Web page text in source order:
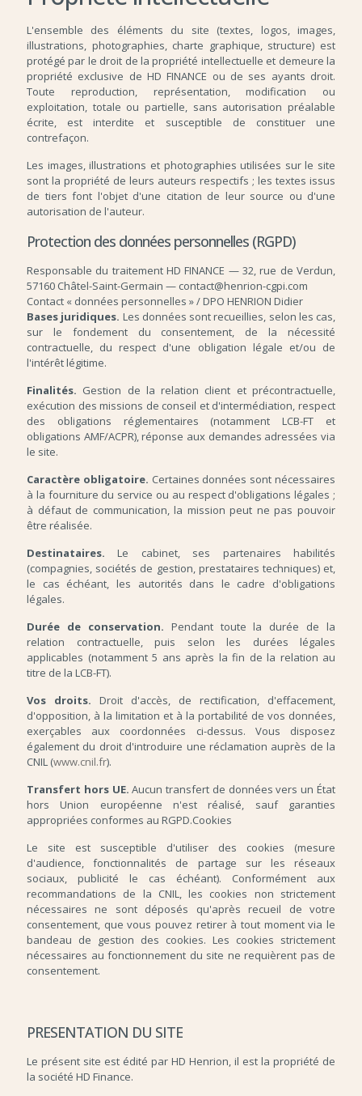
L'ensemble des éléments du site (textes, logos, images,
illustrations, photographies, charte graphique, structure) est
protégé par le droit de la propriété intellectuelle et demeure la
propriété exclusive de HD FINANCE ou de ses ayants droit.
Toute reproduction, représentation, modification ou
exploitation, totale ou partielle, sans autorisation préalable
écrite, est interdite et susceptible de constituer une
contrefaçon.
Les images, illustrations et photographies utilisées sur le site
sont la propriété de leurs auteurs respectifs ; les textes issus
de tiers font l'objet d'une citation de leur source ou d'une
autorisation de l'auteur.
Protection des données personnelles (RGPD)
Responsable du traitement HD FINANCE — 32, rue de Verdun,
57160 Châtel-Saint-Germain — contact@henrion-cgpi.com
Contact « données personnelles » / DPO HENRION Didier
Bases juridiques. Les données sont recueillies, selon les cas,
sur le fondement du consentement, de la nécessité
contractuelle, du respect d'une obligation légale et/ou de
l'intérêt légitime.
Finalités. Gestion de la relation client et précontractuelle,
exécution des missions de conseil et d'intermédiation, respect
des obligations réglementaires (notamment LCB-FT et
obligations AMF/ACPR), réponse aux demandes adressées via
le site.
Caractère obligatoire. Certaines données sont nécessaires
à la fourniture du service ou au respect d'obligations légales ;
à défaut de communication, la mission peut ne pas pouvoir
être réalisée.
Destinataires. Le cabinet, ses partenaires habilités
(compagnies, sociétés de gestion, prestataires techniques) et,
le cas échéant, les autorités dans le cadre d'obligations
légales.
Durée de conservation. Pendant toute la durée de la
relation contractuelle, puis selon les durées légales
applicables (notamment 5 ans après la fin de la relation au
titre de la LCB-FT).
Vos droits. Droit d'accès, de rectification, d'effacement,
d'opposition, à la limitation et à la portabilité de vos données,
exerçables aux coordonnées ci-dessus. Vous disposez
également du droit d'introduire une réclamation auprès de la
CNIL (www.cnil.fr).
Transfert hors UE. Aucun transfert de données vers un État
hors Union européenne n'est réalisé, sauf garanties
appropriées conformes au RGPD.Cookies
Le site est susceptible d'utiliser des cookies (mesure
d'audience, fonctionnalités de partage sur les réseaux
sociaux, publicité le cas échéant). Conformément aux
recommandations de la CNIL, les cookies non strictement
nécessaires ne sont déposés qu'après recueil de votre
consentement, que vous pouvez retirer à tout moment via le
bandeau de gestion des cookies. Les cookies strictement
nécessaires au fonctionnement du site ne requièrent pas de
consentement.
PRESENTATION DU SITE
Le présent site est édité par HD Henrion, il est la propriété de
la société HD Finance.